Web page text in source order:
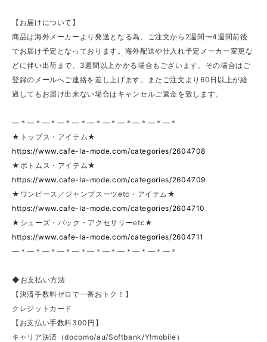
【お届けについて】
商品は海外メーカーより発送となる為、ご注文から2週間〜4週間前後
でお届け予定となっております。海外配送や仕入れ予定メーカー変更な
どに伴い出荷まで、3週間以上かかる場合もございます。その場合はご
登録のメールへご連絡を差し上げます。またご注文より60日以上が経
過してもお届け出来ない場合はキャンセルご返金を致します。
—＊—＊—＊—＊—＊—＊—＊—＊—＊—＊—＊
★トップス・アイテム★
https://www.cafe-la-mode.com/categories/2604708
★ボトムス・アイテム★
https://www.cafe-la-mode.com/categories/2604709
★ワンピース／ジャンプスーツetc・アイテム★
https://www.cafe-la-mode.com/categories/2604710
★シューズ・バック・アクセサリーetc★
https://www.cafe-la-mode.com/categories/2604711
—＊—＊—＊—＊—＊—＊—＊—＊—＊—＊—＊
◆お支払い方法
【決済手数料ゼロで一番おトク！】
クレジットカード
【お支払い手数料300円】
キャリア決済（docomo/au/Softbank/Y!mobile）